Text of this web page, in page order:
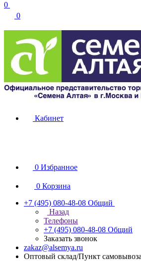
0
0
Кабинет
0 Избранное
0 Корзина
+7 (495) 080-48-08 Общий
Назад
Телефоны
+7 (495) 080-48-08 Общий
Заказать звонок
zakaz@alsemya.ru
Оптовый склад/Пункт